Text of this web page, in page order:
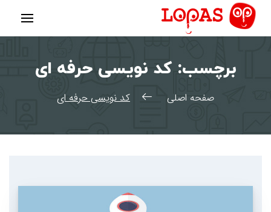
پرش
محتوا
برچسب:کد نویسی حرفه ای
صفحه اصلی کد نویسی حرفه ای